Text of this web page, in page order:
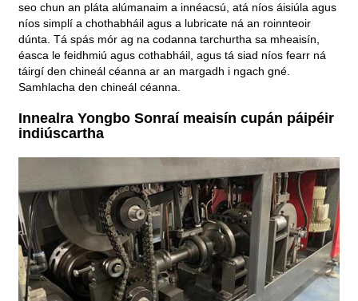
seo chun an pláta alúmanaim a innéacsú, atá níos áisiúla agus
níos simplí a chothabháil agus a lubricate ná an roinnteoir
dúnta. Tá spás mór ag na codanna tarchurtha sa mheaisín,
éasca le feidhmiú agus cothabháil, agus tá siad níos fearr ná
táirgí den chineál céanna ar an margadh i ngach gné.
Samhlacha den chineál céanna.
Innealra Yongbo Sonraí meaisín cupán páipéir
indiúscartha